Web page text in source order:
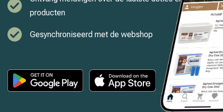
producten
Gesynchroniseerd met de webshop